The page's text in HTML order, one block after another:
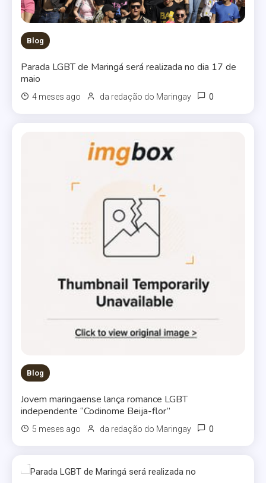
Blog
Parada LGBT de Maringá será realizada no dia 17 de
maio
4 meses ago da redação do Maringay 0
Blog
Jovem maringaense lança romance LGBT
independente “Codinome Beija-flor”
5 meses ago da redação do Maringay 0